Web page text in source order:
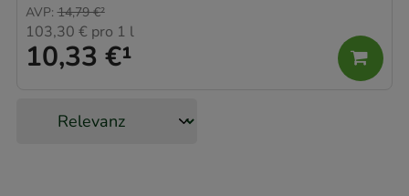
10,33 €¹
AVP: 14,79 €²
103,30 € pro 1 l